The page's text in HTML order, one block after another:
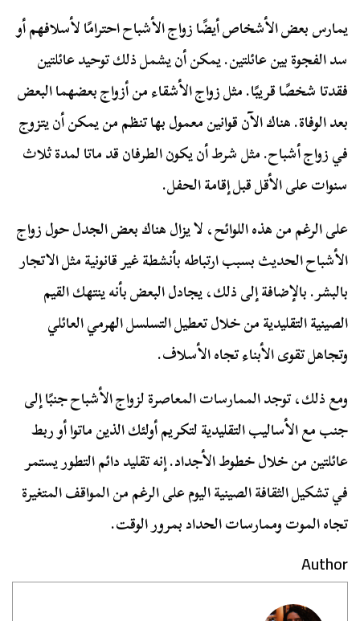
يمارس بعض الأشخاص أيضًا زواج الأشباح احترامًا لأسلافهم أو
سد الفجوة بين عائلتين. يمكن أن يشمل ذلك توحيد عائلتين
فقدتا شخصًا قريبًا. مثل زواج الأشقاء من أزواج بعضهما البعض
بعد الوفاة. هناك الآن قوانين معمول بها تنظم من يمكن أن يتزوج
في زواج أشباح. مثل شرط أن يكون الطرفان قد ماتا لمدة ثلاث
سنوات على الأقل قبل إقامة الحفل.
على الرغم من هذه اللوائح، لا يزال هناك بعض الجدل حول زواج
الأشباح الحديث بسبب ارتباطه بأنشطة غير قانونية مثل الاتجار
بالبشر. بالإضافة إلى ذلك، يجادل البعض بأنه ينتهك القيم
الصينية التقليدية من خلال تعطيل التسلسل الهرمي العائلي
وتجاهل تقوى الأبناء تجاه الأسلاف.
ومع ذلك، توجد الممارسات المعاصرة لزواج الأشباح جنبًا إلى
جنب مع الأساليب التقليدية لتكريم أولئك الذين ماتوا أو ربط
عائلتين من خلال خطوط الأجداد. إنه تقليد دائم التطور يستمر
في تشكيل الثقافة الصينية اليوم على الرغم من المواقف المتغيرة
تجاه الموت وممارسات الحداد بمرور الوقت.
Author